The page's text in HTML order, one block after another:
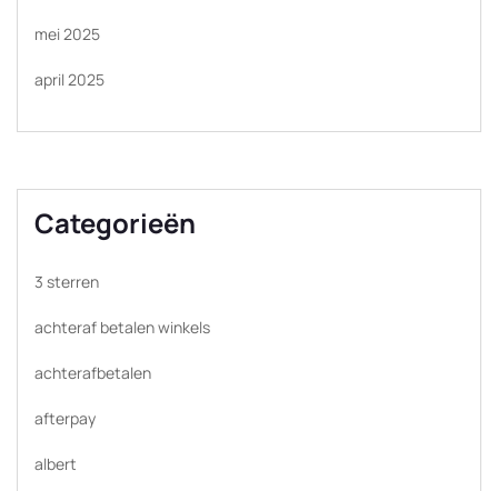
mei 2025
april 2025
Categorieën
3 sterren
achteraf betalen winkels
achterafbetalen
afterpay
albert